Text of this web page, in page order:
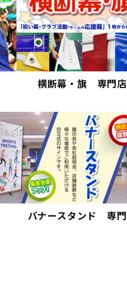
横断幕・旗 専門店
バナースタンド 専